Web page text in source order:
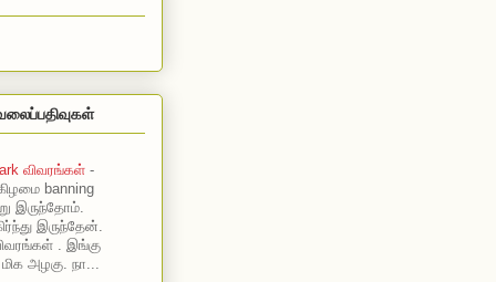
விவரங்கள் -
banning
இருந்தோம்.
இருந்தேன்.
. இங்கு
அழகு. நா...